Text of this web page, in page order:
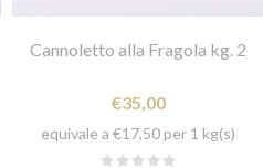
Cannoletto alla Fragola kg. 2
€35,00
equivale a €17,50 per 1 kg(s)